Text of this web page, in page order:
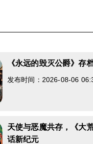
《永远的毁灭公爵》存
发布时间：2026-08-06
天使与恶魔共存，《大
话新纪元